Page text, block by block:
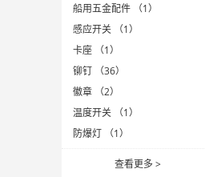
船用五金配件 （1）
感应开关 （1）
卡座 （1）
铆钉 （36）
徽章 （2）
温度开关 （1）
防爆灯 （1）
查看更多 >